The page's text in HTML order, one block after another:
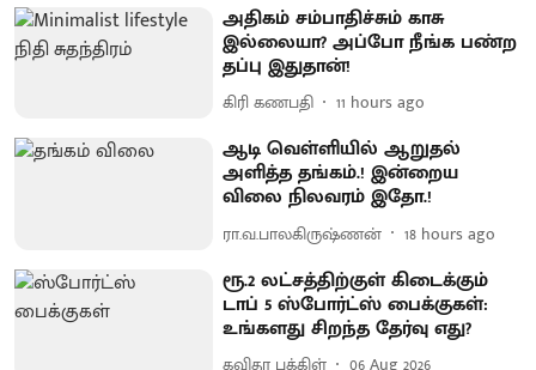
அதிகம் சம்பாதிச்சும் காசு
இல்லையா? அப்போ நீங்க பண்ற
தப்பு இதுதான்!
கிரி கணபதி 11 hours ago
ஆடி வெள்ளியில் ஆறுதல்
அளித்த தங்கம்.! இன்றைய
விலை நிலவரம் இதோ.!
ரா.வ.பாலகிருஷ்ணன் 18 hours ago
ரூ.2 லட்சத்திற்குள் கிடைக்கும்
டாப் 5 ஸ்போர்ட்ஸ் பைக்குகள்:
உங்களது சிறந்த தேர்வு எது?